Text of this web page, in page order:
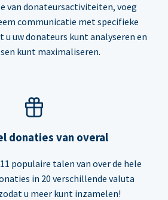
van donateursactiviteiten, voeg
communicatie met specifieke
u uw donateurs kunt analyseren en
kunt maximaliseren.
donaties van overal
populaire talen van over de hele
in 20 verschillende valuta
u meer kunt inzamelen!